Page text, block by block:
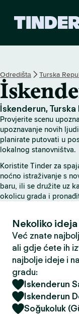
Odredištа Turska
İskenderun,
Provjerite scenu
upoznavanje novih
planirate putovati u
lokalnog stanovništva.
Koristite Tinder za
noćno istraživanje s
baru, ili se družite uz
okolicu grada i
Nekoliko
Već znate
ali gdje ćete ih
najbolje ideje i
gradu:
Iskenderun
Iskenderun
Soğukoluk